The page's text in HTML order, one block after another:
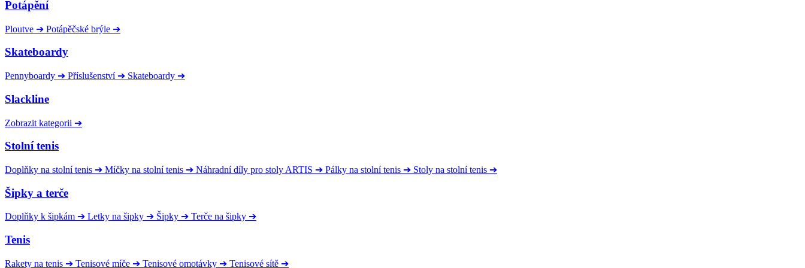
Potápění
Ploutve ➔ Potápěčské brýle ➔
Skateboardy
Pennyboardy ➔ Příslušenství ➔ Skateboardy ➔
Slackline
Zobrazit kategorii ➔
Stolní tenis
Doplňky na stolní tenis ➔ Míčky na stolní tenis ➔ Náhradní díly pro stoly ARTIS ➔ Pálky na stolní tenis ➔ Stoly na stolní tenis ➔
Šipky a terče
Doplňky k šipkám ➔ Letky na šipky ➔ Šipky ➔ Terče na šipky ➔
Tenis
Rakety na tenis ➔ Tenisové míče ➔ Tenisové omotávky ➔ Tenisové sítě ➔